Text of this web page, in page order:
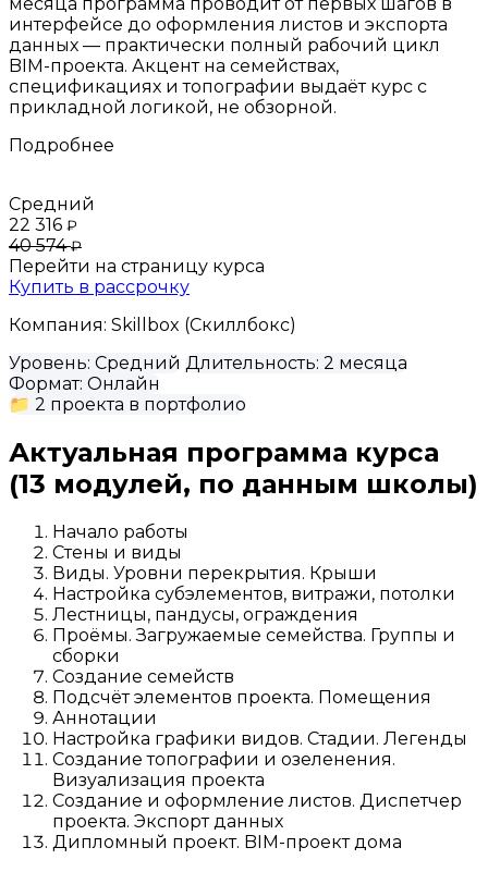
интерфейсе до оформления листов и экспорта
данных — практически полный рабочий цикл
BIM-проекта. Акцент на семействах,
спецификациях и топографии выдаёт курс с
прикладной логикой, не обзорной.
Подробнее
Средний
22 316 ₽
40 574₽
Перейти на страницу курса
Купить в рассрочку
Компания: Skillbox (Скиллбокс)
Уровень: Средний Длительность: 2 месяца
Формат: Онлайн
📁 2 проекта в портфолио
Актуальная программа курса
(13 модулей, по данным школы)
Начало работы
Стены и виды
Виды. Уровни перекрытия. Крыши
Настройка субэлементов, витражи, потолки
Лестницы, пандусы, ограждения
Проёмы. Загружаемые семейства. Группы и
сборки
Создание семейств
Подсчёт элементов проекта. Помещения
Аннотации
Настройка графики видов. Стадии. Легенды
Создание топографии и озеленения.
Визуализация проекта
Создание и оформление листов. Диспетчер
проекта. Экспорт данных
Дипломный проект. BIM-проект дома